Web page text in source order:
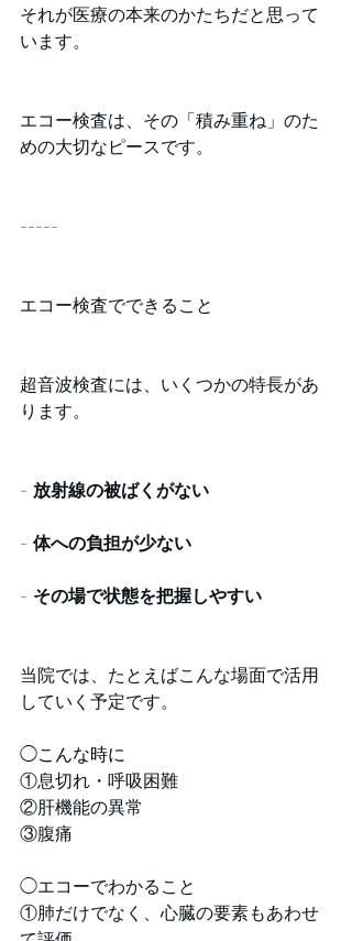
それが医療の本来のかたちだと思って
います。
エコー検査は、その「積み重ね」のた
めの大切なピースです。
-----
エコー検査でできること
超音波検査には、いくつかの特長があ
ります。
- 放射線の被ばくがない
- 体への負担が少ない
- その場で状態を把握しやすい
当院では、たとえばこんな場面で活用
していく予定です。
◯こんな時に
①息切れ・呼吸困難
②肝機能の異常
③腹痛
◯エコーでわかること
①肺だけでなく、心臓の要素もあわせ